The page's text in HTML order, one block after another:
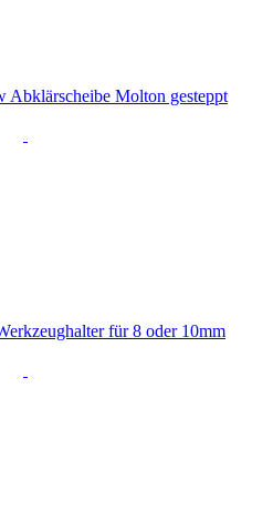
Abklärscheibe Molton gesteppt
für 8 oder 10mm